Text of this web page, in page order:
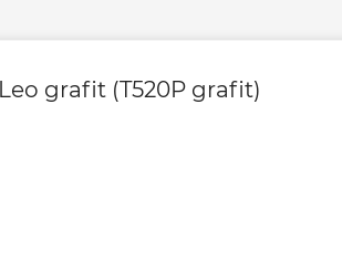
grafit (T520P grafit)